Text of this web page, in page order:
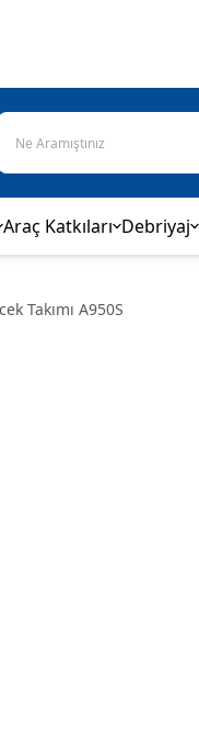
Araç Katkıları Debriyaj
Takımı A950S